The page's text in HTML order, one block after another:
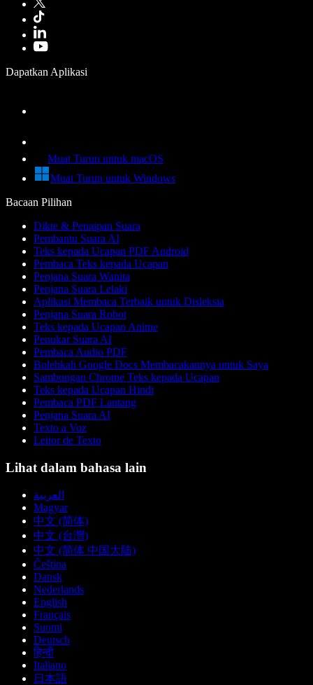
Dapatkan Aplikasi
Muat Turun untuk macOS
Muat Turun untuk Windows
Bacaan Pilihan
Dikte & Penaipan Suara
Pembantu Suara AI
Teks kepada Ucapan PDF Android
Pembaca Teks kepada Ucapan
Penjana Suara Wanita
Penjana Suara Lelaki
Aplikasi Membaca Terbaik untuk Disleksia
Penjana Suara Robot
Teks kepada Ucapan Anime
Penukar Suara AI
Pembaca Audio PDF
Bolehkah Google Docs Membacakannya untuk Saya
Sambungan Chrome Teks kepada Ucapan
Teks kepada Ucapan Hindi
Pembaca PDF Lantang
Penjana Suara AI
Texto a Voz
Leitor de Texto
Lihat dalam bahasa lain
العربية
Magyar
中文 (简体)
中文 (台灣)
中文 (简体 中国大陆)
Čeština
Dansk
Nederlands
English
Français
Suomi
Deutsch
हिन्दी
Italiano
日本語